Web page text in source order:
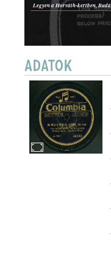
MŰFAJ: FOXTROT
MEGJELENÉS IDEJE: 1928
Legyen a Horváth-kertben,